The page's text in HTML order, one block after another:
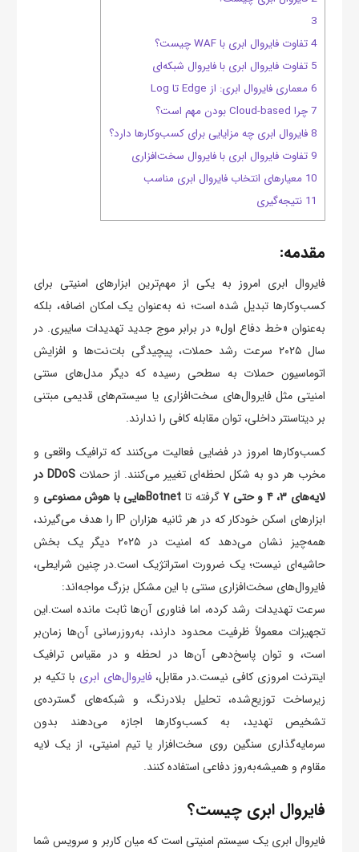
3
4 تفاوت فایروال ابری با WAF چیست؟
5 تفاوت فایروال ابری با فایروال شبکه‌ای
6 معماری فایروال ابری: از Edge تا Log
7 چرا Cloud-based بودن مهم است؟
8 فایروال ابری چه مزایایی برای کسب‌وکارها دارد؟
9 تفاوت فایروال ابری با فایروال سخت‌افزاری
10 معیارهای انتخاب فایروال ابری مناسب
11 نتیجه‌گیری
مقدمه:
فایروال ابری امروز به یکی از مهم‌ترین ابزارهای امنیتی برای
کسب‌وکارها تبدیل شده است؛ نه به‌عنوان یک امکان اضافه، بلکه
به‌عنوان «خط دفاع اول» در برابر موج جدید تهدیدات سایبری. در
سال ۲۰۲۵ سرعت رشد حملات، پیچیدگی بات‌نت‌ها و افزایش
اتوماسیون حملات به سطحی رسیده که دیگر مدل‌های سنتی
امنیتی مثل فایروال‌های سخت‌افزاری یا سیستم‌های قدیمی مبتنی
بر دیتاسنتر داخلی، توان مقابله کافی را ندارند.
کسب‌وکارها امروز در فضایی فعالیت می‌کنند که ترافیک واقعی و
مخرب هر دو به شکل لحظه‌ای تغییر می‌کنند. از حملات
DDoS در
لایه‌های ۳، ۴ و حتی ۷
گرفته تا Botnetهایی با هوش مصنوعی
و
ابزارهای اسکن خودکار که در هر ثانیه هزاران IP را هدف می‌گیرند،
همه‌چیز نشان می‌دهد که امنیت در ۲۰۲۵ دیگر یک بخش
حاشیه‌ای نیست؛ یک ضرورت استراتژیک است.در چنین شرایطی،
فایروال‌های سخت‌افزاری سنتی با این مشکل بزرگ مواجه‌اند:
سرعت تهدیدات رشد کرده، اما فناوری آن‌ها ثابت مانده است.این
تجهیزات معمولاً ظرفیت محدود دارند، به‌روزرسانی آن‌ها زمان‌بر
است، و توان پاسخ‌دهی آن‌ها در لحظه و در مقیاس ترافیک
اینترنت امروزی کافی نیست.در مقابل،فایروال‌های ابری با تکیه بر
زیرساخت توزیع‌شده، تحلیل بلادرنگ، و شبکه‌های گسترده‌ی
تشخیص تهدید، به کسب‌وکارها اجازه می‌دهند بدون
سرمایه‌گذاری سنگین روی سخت‌افزار یا تیم امنیتی، از یک لایه
مقاوم و همیشه‌به‌روز دفاعی استفاده کنند.
فایروال ابری چیست؟
فایروال ابری یک سیستم امنیتی است که میان کاربر و سرویس شما